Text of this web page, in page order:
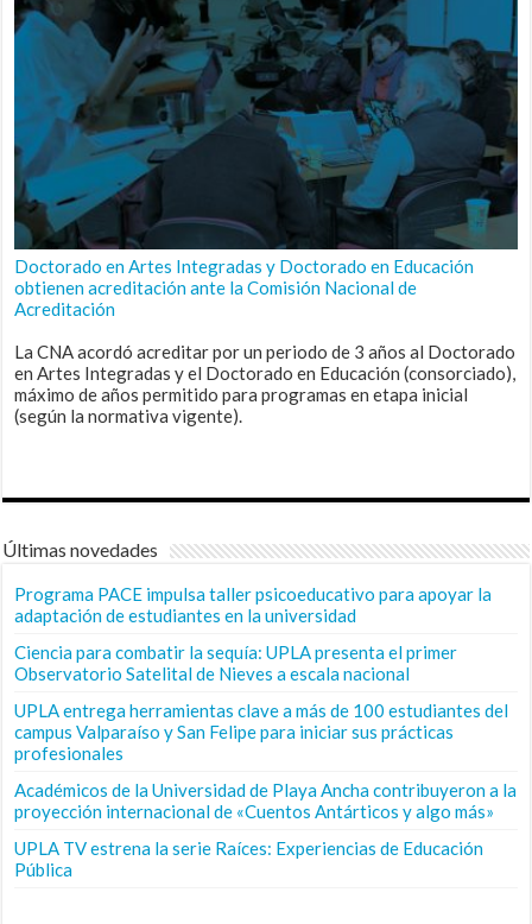
Doctorado en Artes Integradas y Doctorado en Educación
obtienen acreditación ante la Comisión Nacional de
Acreditación
La CNA acordó acreditar por un periodo de 3 años al Doctorado
en Artes Integradas y el Doctorado en Educación (consorciado),
máximo de años permitido para programas en etapa inicial
(según la normativa vigente).
Últimas novedades
Programa PACE impulsa taller psicoeducativo para apoyar la
adaptación de estudiantes en la universidad
Ciencia para combatir la sequía: UPLA presenta el primer
Observatorio Satelital de Nieves a escala nacional
UPLA entrega herramientas clave a más de 100 estudiantes del
campus Valparaíso y San Felipe para iniciar sus prácticas
profesionales
Académicos de la Universidad de Playa Ancha contribuyeron a la
proyección internacional de «Cuentos Antárticos y algo más»
UPLA TV estrena la serie Raíces: Experiencias de Educación
Pública